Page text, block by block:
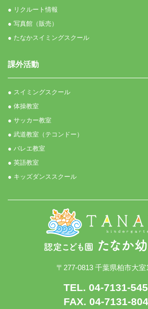
● リクルート情報
● 写真館（販売）
● たなかスイミングスクール
課外活動
● スイミングスクール
● 体操教室
● サッカー教室
● 武道教室（テコンドー）
● バレエ教室
● 英語教室
● キッズダンススクール
〒277-0813 千葉県柏市大室
TEL. 04-7131-
FAX. 04-7131-